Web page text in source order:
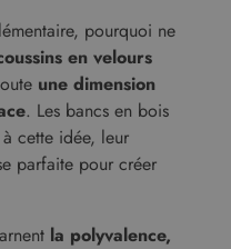
pourquoi ne
en velours
une dimension
. Les bancs en bois
cette idée, leur
parfaite pour créer
la polyvalence,